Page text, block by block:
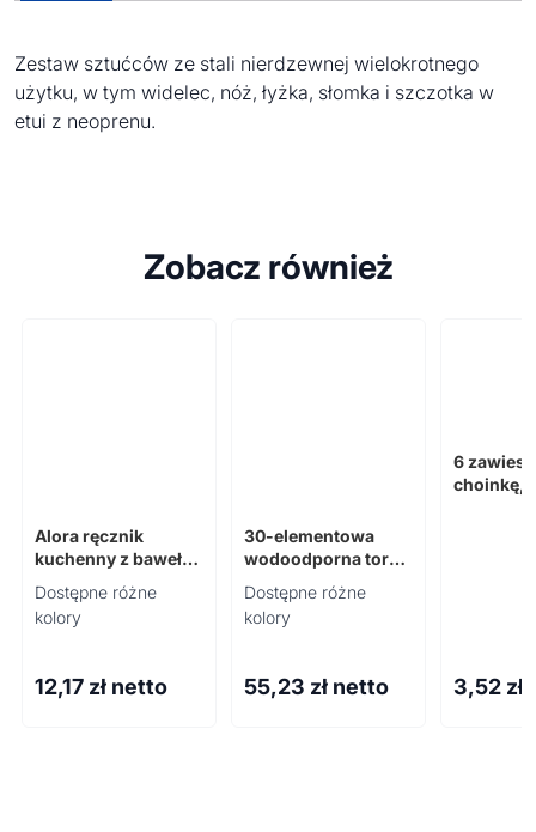
Zestaw sztućców ze stali nierdzewnej wielokrotnego
użytku, w tym widelec, nóż, łyżka, słomka i szczotka w
etui z neoprenu.
Zobacz również
Alora ręcznik
kuchenny z bawełny
z recyklingu 200
g/m²
Dostępne różne
kolory
12,17 zł netto
30-elementowa
wodoodporna torba
pierwszej pomocy
Alexander
Dostępne różne
kolory
55,23 zł netto
6
choinkę,
3,52 zł